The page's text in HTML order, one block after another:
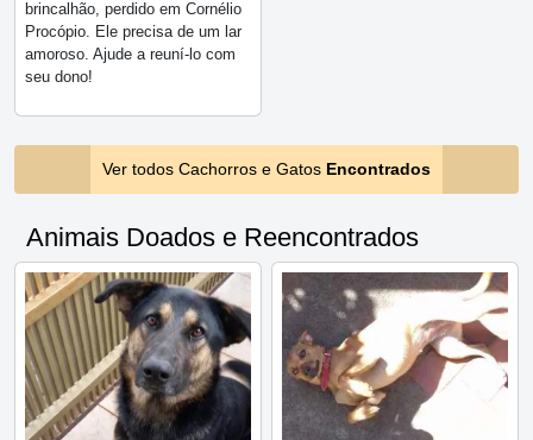
brincalhão, perdido em Cornélio
Procópio. Ele precisa de um lar
amoroso. Ajude a reuní-lo com
seu dono!
Ver todos Cachorros e Gatos Encontrados
Animais Doados e Reencontrados